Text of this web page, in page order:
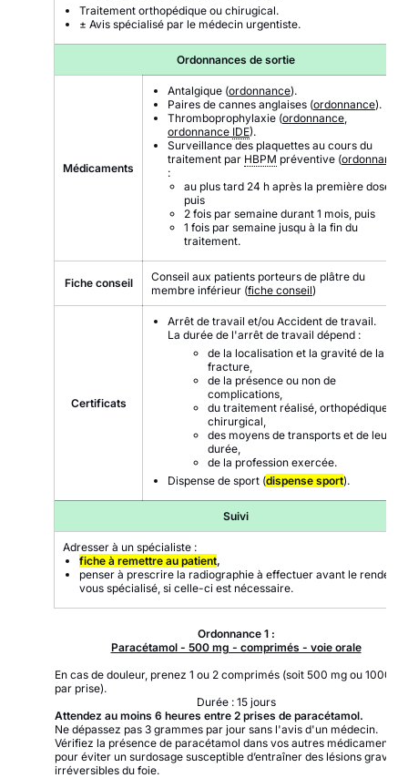
Traitement orthopédique ou chirugical.
± Avis spécialisé par le médecin urgentiste.
Ordonnances de sortie
Médicaments
Antalgique (ordonnance).
Paires de cannes anglaises (ordonnance).
Thromboprophylaxie (ordonnance,
ordonnance IDE).
Surveillance des plaquettes au cours du
traitement par HBPM préventive (ordonnance
:
au plus tard 24 h après la première dose,
puis
2 fois par semaine durant 1 mois, puis
1 fois par semaine jusqu à la fin du
traitement.
Fiche conseil
Conseil aux patients porteurs de plâtre du
membre inférieur (fiche conseil)
Certificats
Arrêt de travail et/ou Accident de travail.
La durée de l'arrêt de travail dépend :
de la localisation et la gravité de la
fracture,
de la présence ou non de
complications,
du traitement réalisé, orthopédique ou
chirurgical,
des moyens de transports et de leur
durée,
de la profession exercée.
Dispense de sport (dispense sport).
Suivi
Adresser à un spécialiste :
fiche à remettre au patient,
penser à prescrire la radiographie à effectuer avant le rendez-
vous spécialisé, si celle-ci est nécessaire.
Ordonnance 1 :
Paracétamol - 500 mg - comprimés - voie orale
En cas de douleur, prenez 1 ou 2 comprimés (soit 500 mg ou 1000
par prise).
Durée : 15 jours
Attendez au moins 6 heures entre 2 prises de paracétamol.
Ne dépassez pas 3 grammes par jour sans l'avis d'un médecin.
Vérifiez la présence de paracétamol dans vos autres médicaments
pour éviter un surdosage susceptible d’entraîner des lésions graves
irréversibles du foie.